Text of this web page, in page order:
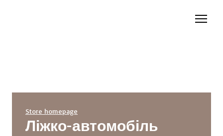
Store homepage
Ліжко-автомобіль